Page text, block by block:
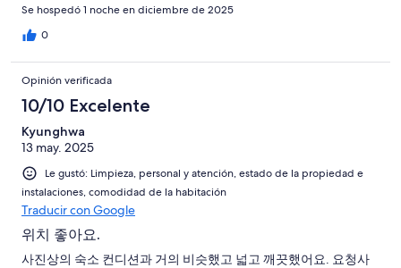
Se hospedó 1 noche en diciembre de 2025
0
Opinión verificada
10/10 Excelente
Kyunghwa
13 may. 2025
Le gustó: Limpieza, personal y atención, estado de la propiedad e
instalaciones, comodidad de la habitación
Traducir con Google
위치 좋아요.
사진상의 숙소 컨디션과 거의 비슷했고 넓고 깨끗했어요. 요청사